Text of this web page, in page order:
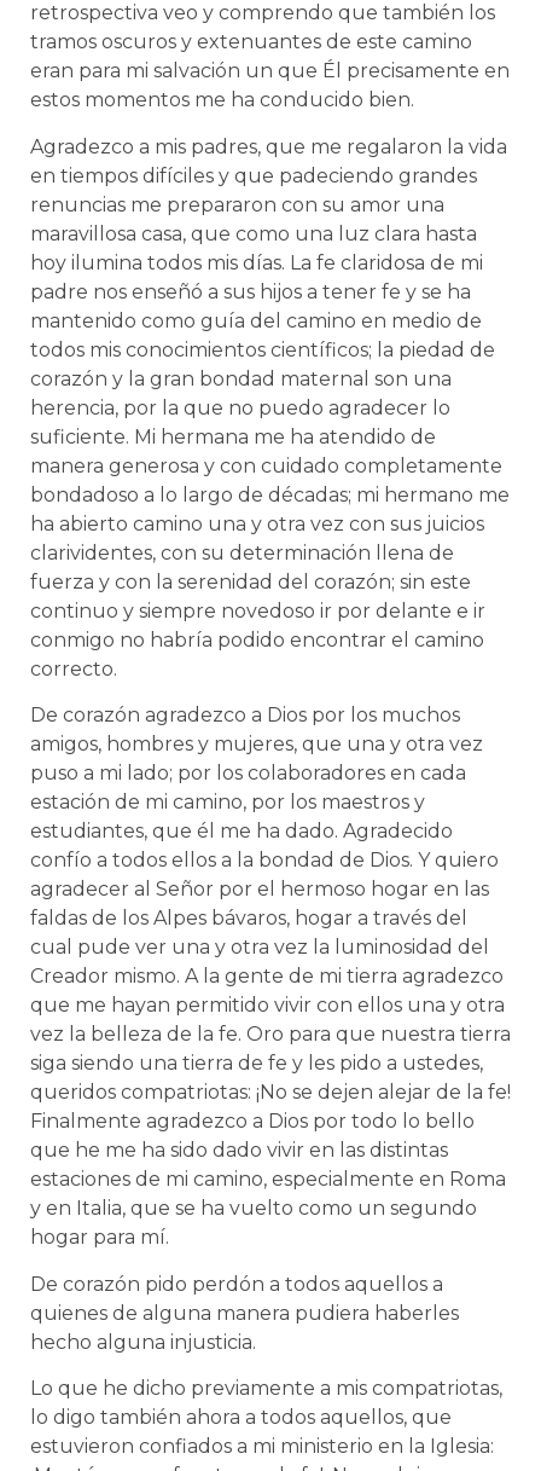
retrospectiva veo y comprendo que también los
tramos oscuros y extenuantes de este camino
eran para mi salvación un que Él precisamente en
estos momentos me ha conducido bien.
Agradezco a mis padres, que me regalaron la vida
en tiempos difíciles y que padeciendo grandes
renuncias me prepararon con su amor una
maravillosa casa, que como una luz clara hasta
hoy ilumina todos mis días. La fe claridosa de mi
padre nos enseñó a sus hijos a tener fe y se ha
mantenido como guía del camino en medio de
todos mis conocimientos científicos; la piedad de
corazón y la gran bondad maternal son una
herencia, por la que no puedo agradecer lo
suficiente. Mi hermana me ha atendido de
manera generosa y con cuidado completamente
bondadoso a lo largo de décadas; mi hermano me
ha abierto camino una y otra vez con sus juicios
clarividentes, con su determinación llena de
fuerza y con la serenidad del corazón; sin este
continuo y siempre novedoso ir por delante e ir
conmigo no habría podido encontrar el camino
correcto.
De corazón agradezco a Dios por los muchos
amigos, hombres y mujeres, que una y otra vez
puso a mi lado; por los colaboradores en cada
estación de mi camino, por los maestros y
estudiantes, que él me ha dado. Agradecido
confío a todos ellos a la bondad de Dios. Y quiero
agradecer al Señor por el hermoso hogar en las
faldas de los Alpes bávaros, hogar a través del
cual pude ver una y otra vez la luminosidad del
Creador mismo. A la gente de mi tierra agradezco
que me hayan permitido vivir con ellos una y otra
vez la belleza de la fe. Oro para que nuestra tierra
siga siendo una tierra de fe y les pido a ustedes,
queridos compatriotas: ¡No se dejen alejar de la fe!
Finalmente agradezco a Dios por todo lo bello
que he me ha sido dado vivir en las distintas
estaciones de mi camino, especialmente en Roma
y en Italia, que se ha vuelto como un segundo
hogar para mí.
De corazón pido perdón a todos aquellos a
quienes de alguna manera pudiera haberles
hecho alguna injusticia.
Lo que he dicho previamente a mis compatriotas,
lo digo también ahora a todos aquellos, que
estuvieron confiados a mi ministerio en la Iglesia: